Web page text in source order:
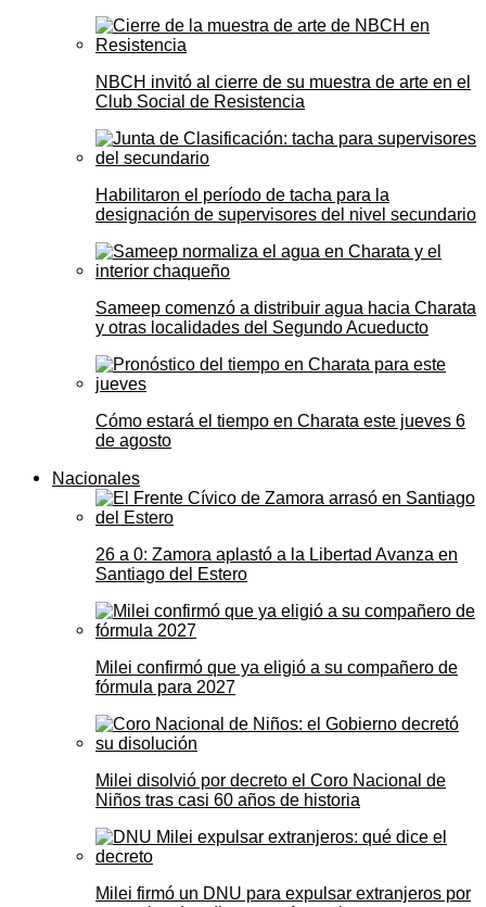
NBCH invitó al cierre de su muestra de arte en el
Club Social de Resistencia
Habilitaron el período de tacha para la
designación de supervisores del nivel secundario
Sameep comenzó a distribuir agua hacia Charata
y otras localidades del Segundo Acueducto
Cómo estará el tiempo en Charata este jueves 6
de agosto
Nacionales
26 a 0: Zamora aplastó a la Libertad Avanza en
Santiago del Estero
Milei confirmó que ya eligió a su compañero de
fórmula para 2027
Milei disolvió por decreto el Coro Nacional de
Niños tras casi 60 años de historia
Milei firmó un DNU para expulsar extranjeros por